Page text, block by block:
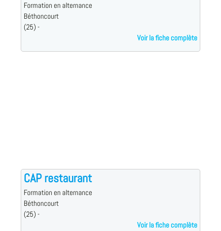
Formation en alternance
Béthoncourt
(25) -
Voir la fiche complète
CAP restaurant
Formation en alternance
Béthoncourt
(25) -
Voir la fiche complète